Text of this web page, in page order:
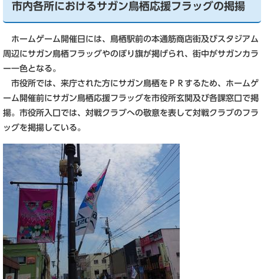
市内各所におけるサガン鳥栖応援フラッグの掲揚
ホームゲーム開催日には、鳥栖駅前の本通筋商店街及びスタジアム
周辺にサガン鳥栖フラッグやのぼり旗が掲げられ、街中がサガンカラ
ー一色となる。
市役所では、来庁された方にサガン鳥栖をＰＲするため、ホームゲ
ーム開催前にサガン鳥栖応援フラッグを市役所玄関及び各課窓口で掲
揚。市役所入口では、対戦クラブへの敬意を表して対戦クラブのフラ
ッグを掲揚している。